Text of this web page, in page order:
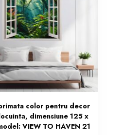
color pentru decor
dimensiune 125 x
VIEW TO HAVEN 21